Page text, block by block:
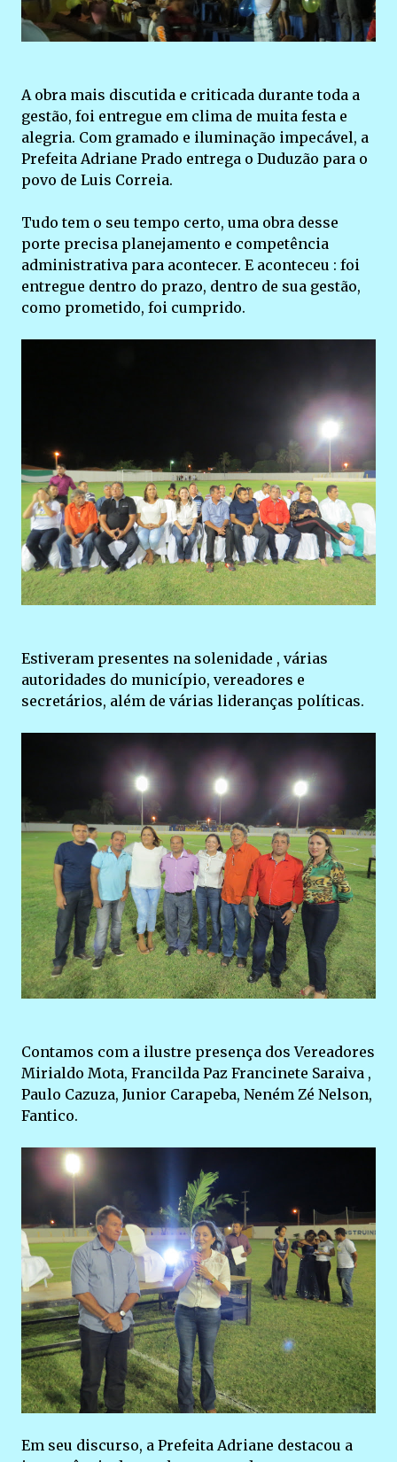
A obra mais discutida e criticada durante toda a
gestão, foi entregue em clima de muita festa e
alegria. Com gramado e iluminação impecável, a
Prefeita Adriane Prado entrega o Duduzão para o
povo de Luis Correia.
Tudo tem o seu tempo certo, uma obra desse
porte precisa planejamento e competência
administrativa para acontecer. E aconteceu : foi
entregue dentro do prazo, dentro de sua gestão,
como prometido, foi cumprido.
Estiveram presentes na solenidade , várias
autoridades do município, vereadores e
secretários, além de várias lideranças políticas.
Contamos com a ilustre presença dos Vereadores
Mirialdo Mota, Francilda Paz Francinete Saraiva ,
Paulo Cazuza, Junior Carapeba, Neném Zé Nelson,
Fantico.
Em seu discurso, a Prefeita Adriane destacou a